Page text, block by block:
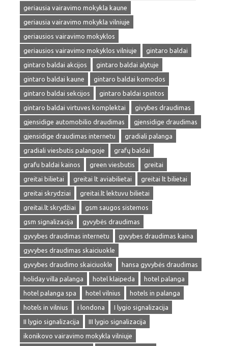
geriausia vairavimo mokykla kaune
geriausia vairavimo mokykla vilniuje
geriausios vairavimo mokyklos
geriausios vairavimo mokyklos vilniuje
gintaro baldai
gintaro baldai akcijos
gintaro baldai alytuje
gintaro baldai kaune
gintaro baldai komodos
gintaro baldai sekcijos
gintaro baldai spintos
gintaro baldai virtuves komplektai
givybes draudimas
gjensidige automobilio draudimas
gjensidige draudimas
gjensidige draudimas internetu
gradiali palanga
gradiali viesbutis palangoje
grafų baldai
grafu baldai kainos
green viesbutis
greitai
greitai bilietai
greitai lt aviabilietai
greitai lt bilietai
greitai skrydziai
greitai.lt lektuvu bilietai
greitai.lt skrydžiai
gsm saugos sistemos
gsm signalizacija
gyvybės draudimas
gyvybes draudimas internetu
gyvybes draudimas kaina
gyvybes draudimas skaiciuokle
gyvybes draudimo skaiciuokle
hansa gyvybės draudimas
holiday villa palanga
hotel klaipeda
hotel palanga
hotel palanga spa
hotel vilnius
hotels in palanga
hotels in vilnius
i londona
I lygio signalizacija
II lygio signalizacija
III lygio signalizacija
ikonikovo vairavimo mokykla vilniuje